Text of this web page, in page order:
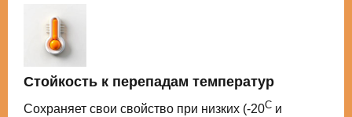
Стойкость к перепадам температур
Сохраняет свои свойство при низких (-20С и